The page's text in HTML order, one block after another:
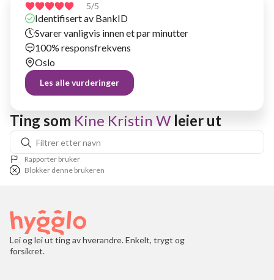
5/5
Identifisert av BankID
Svarer vanligvis innen et par minutter
100% responsfrekvens
Oslo
Les alle vurderinger
Ting som Kine Kristin W leier ut
Rapporter bruker
Blokker denne brukeren
Lei og lei ut ting av hverandre. Enkelt, trygt og
forsikret.